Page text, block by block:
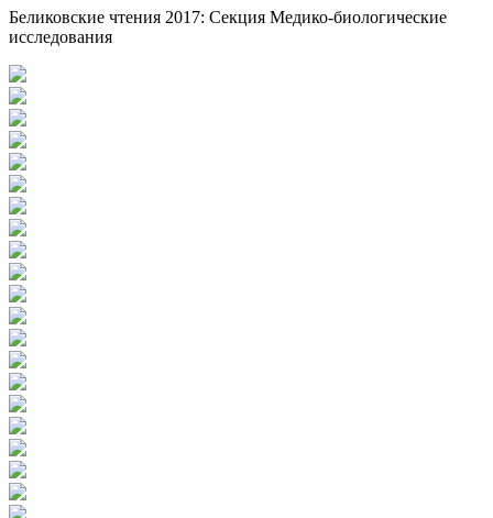
Беликовские чтения 2017: Секция Медико-биологические
исследования